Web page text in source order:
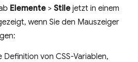
Elemente > Stile jetzt in einem
wenn Sie den Mauszeiger
Definition von CSS-Variablen,